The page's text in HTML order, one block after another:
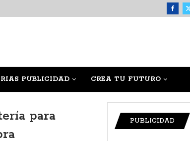
PUBLICIDAD CREA TU FUTURO
para
PUBLICIDAD